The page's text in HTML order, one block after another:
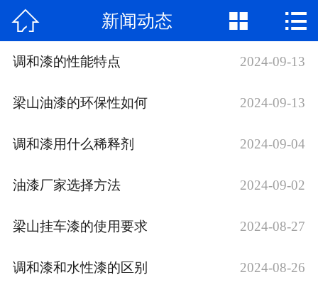
网站首页
合作案例
联系我们
 新闻动态  
调和漆的性能特点 2024-09-13
梁山油漆的环保性如何 2024-09-13
调和漆用什么稀释剂 2024-09-04
油漆厂家选择方法 2024-09-02
梁山挂车漆的使用要求 2024-08-27
调和漆和水性漆的区别 2024-08-26